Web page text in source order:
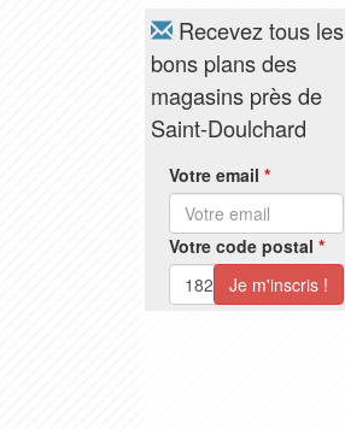
Recevez tous les
bons plans des
magasins près de
Saint-Doulchard
Votre email *
Votre code postal *